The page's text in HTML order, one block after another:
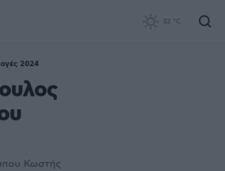
32 °C
2024
Κωστής